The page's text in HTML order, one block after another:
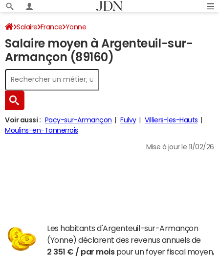
Salaire France Yonne
Salaire moyen à Argenteuil-sur-
Armançon (89160)
Voir aussi : Pacy-sur-Armançon Fulvy
Villiers-les-Hauts
Moulins-en-Tonnerrois
Mise à jour le 11/02/26
Les habitants d'Argenteuil-sur-Armançon
(Yonne) déclarent des revenus annuels de
2 351 € / par moispour un foyer fiscal moyen,